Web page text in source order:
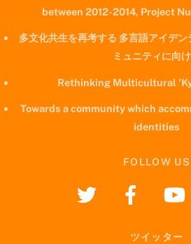
between 2012-2014, Project
多文化共生を再考する 多言語アイデ
ミュニティに向
Rethinking Multicultural
Towards a community which
identities
FOLLOW US
ツイッター